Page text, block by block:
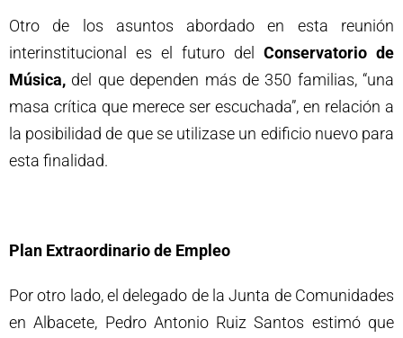
Otro de los asuntos abordado en esta reunión
interinstitucional es el futuro del Conservatorio de
Música, del que dependen más de 350 familias, “una
masa crítica que merece ser escuchada”, en relación a
la posibilidad de que se utilizase un edificio nuevo para
esta finalidad.
Plan Extraordinario de Empleo
Por otro lado, el delegado de la Junta de Comunidades
en Albacete, Pedro Antonio Ruiz Santos estimó que